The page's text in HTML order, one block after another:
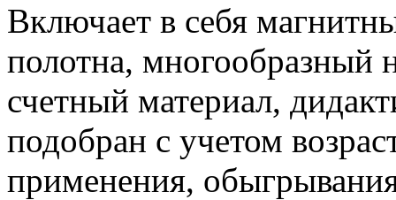
Включает в себя
полотна, многообразный
счетный материал,
подобран с учетом
применения,